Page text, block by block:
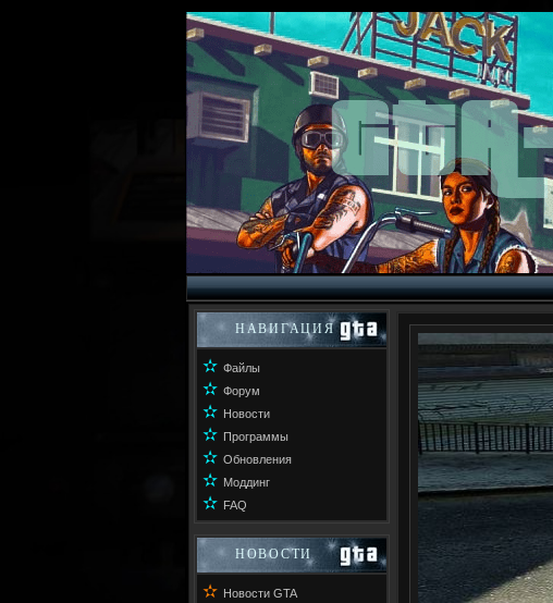
НАВИГАЦИЯ
✫ Файлы
✫ Форум
✫ Новости
✫ Программы
✫ Обновления
✫ Моддинг
✫ FAQ
НОВОСТИ
✫ Новости GTA